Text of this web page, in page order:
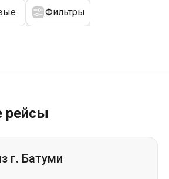
Фильтры
рейсы
г. Батуми